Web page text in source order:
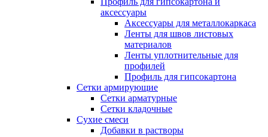
аксессуары
Аксессуары для металлокаркаса
Ленты для швов листовых
материалов
Ленты уплотнительные для
профилей
Профиль для гипсокартона
Сетки армирующие
Сетки арматурные
Сетки кладочные
Сухие смеси
Добавки в растворы